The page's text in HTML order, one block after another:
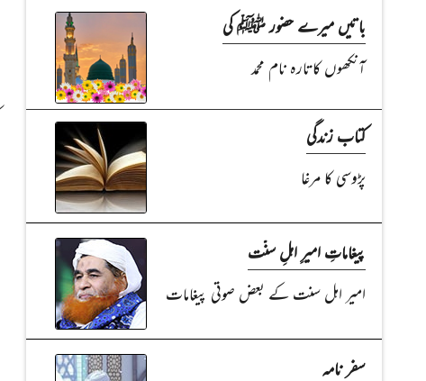
باتیں میرے حضور ﷺ کی
آنکھوں کاتارہ نام محمد
کتاب زندگی
پڑوسی کا مرغا
پیغاماتِ امیرِ اہلِ سنّت
امیر اہل سنت کے بعض صوتی پیغامات
سفر نامہ